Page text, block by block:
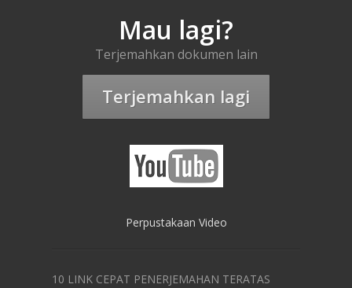
Mau lagi?
Terjemahkan dokumen lain
Terjemahkan lagi
Perpustakaan Video
10 LINK CEPAT PENERJEMAHAN TERATAS